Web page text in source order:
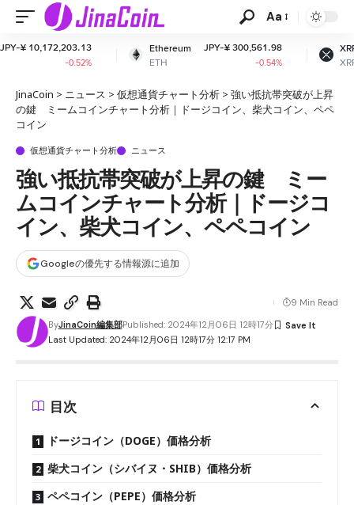
Aa
Ethereum
ETH
JPY-¥ 300,561.98
-0.54%
XRP
XRP
JPY-¥ 163.81
-1.48%
JinaCoin > ニュース > 仮想通貨チャート分析 > 強い抵抗帯突破が上昇
の鍵 ミームコインチャート分析｜ドージコイン、柴犬コイン、ペペ
コイン
仮想通貨チャート分析 ニュース
強い抵抗帯突破が上昇の鍵 ミー
ムコインチャート分析｜ドージコ
イン、柴犬コイン、ペペコイン
Googleの優先する情報源に追加
Last Updated: 2024年12月06日 12時17分 12:17 PM
ByJinaCoin編集部Published: 2024年12月06日 12時17分
9 Min Read
目次
ドージコイン（DOGE）価格分析
柴犬コイン（シバイヌ・SHIB）価格分析
ペペコイン（PEPE）価格分析